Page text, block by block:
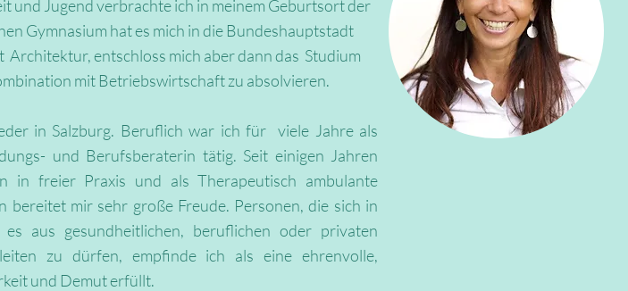
und Jugend verbrachte ich in meinem Geburtsort der
Gymnasium hat es mich in die Bundeshauptstadt
entschloss mich aber dann das Studium
mit Betriebswirtschaft zu absolvieren.​
in Salzburg. Beruflich war ich für viele Jahre als
und Berufsberaterin tätig. Seit einigen Jahren
in freier Praxis und als Therapeutisch ambulante
bereitet mir sehr große Freude. Personen, die sich in
aus gesundheitlichen, beruflichen oder privaten
zu dürfen, empfinde ich als eine ehrenvolle,
und Demut erfüllt.